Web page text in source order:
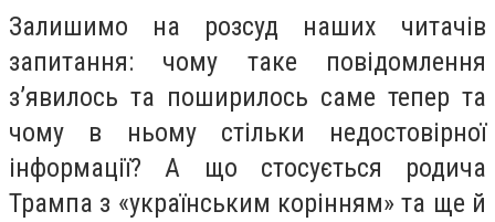
Залишимо на розсуд наших читачів
запитання: чому таке повідомлення
з’явилось та поширилось саме тепер та
чому в ньому стільки недостовірної
інформації? А що стосується родича
Трампа з «українським корінням» та ще й